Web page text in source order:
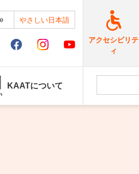
やさしい日本語
アクセシビリテ
ィ
KAATについて